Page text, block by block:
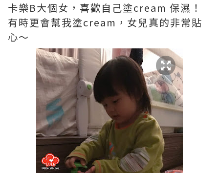
卡樂B大個女，喜歡自己塗cream 保濕！
有時更會幫我塗cream，女兒真的非常貼
心～